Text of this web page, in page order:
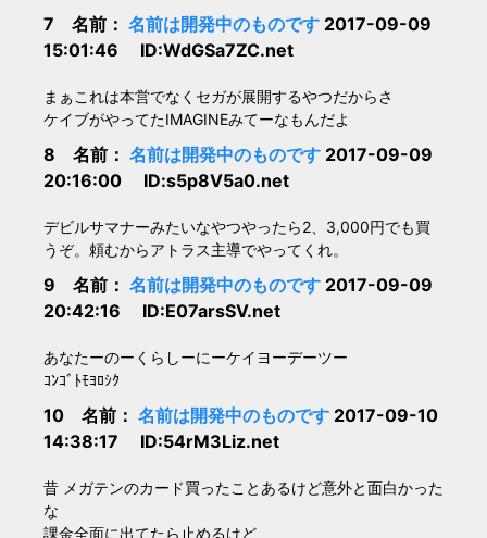
7 名前： 名前は開発中のものです 2017-09-09
15:01:46 ID:WdGSa7ZC.net
まぁこれは本営でなくセガが展開するやつだからさ
ケイブがやってたIMAGINEみてーなもんだよ
8 名前： 名前は開発中のものです 2017-09-09
20:16:00 ID:s5p8V5a0.net
デビルサマナーみたいなやつやったら2、3,000円でも買
うぞ。頼むからアトラス主導でやってくれ。
9 名前： 名前は開発中のものです 2017-09-09
20:42:16 ID:E07arsSV.net
あなたーのーくらしーにーケイヨーデーツー
ｺﾝｺﾞﾄﾓﾖﾛｼｸ
10 名前： 名前は開発中のものです 2017-09-10
14:38:17 ID:54rM3Liz.net
昔 メガテンのカード買ったことあるけど意外と面白かった
な
課金全面に出てたら止めるけど